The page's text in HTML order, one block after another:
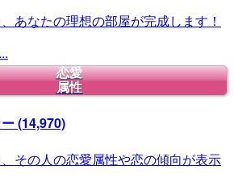
あなたの理想の部屋が完成します！
...
恋愛
属性
(14,970)
その人の恋愛属性や恋の傾向が表示